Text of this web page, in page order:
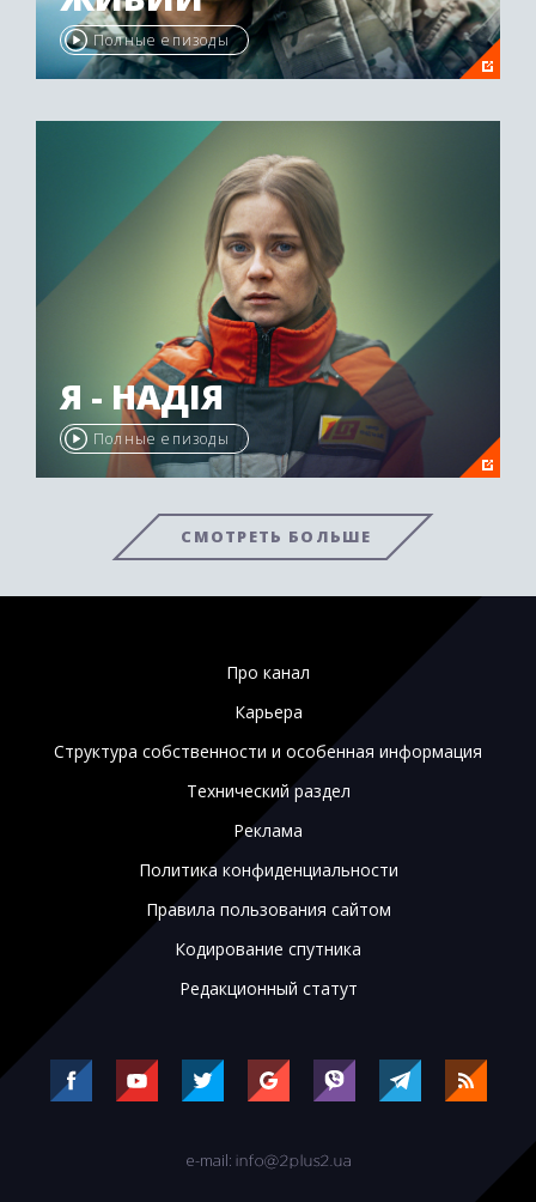
Полные епизоды
Я - НАДІЯ
Полные епизоды
СМОТРЕТЬ БОЛЬШЕ
Про канал
Карьера
Структура собственности и особенная информация
Технический раздел
Реклама
Политика конфиденциальности
Правила пользования сайтом
Кодирование спутника
Редакционный статут
e-mail: